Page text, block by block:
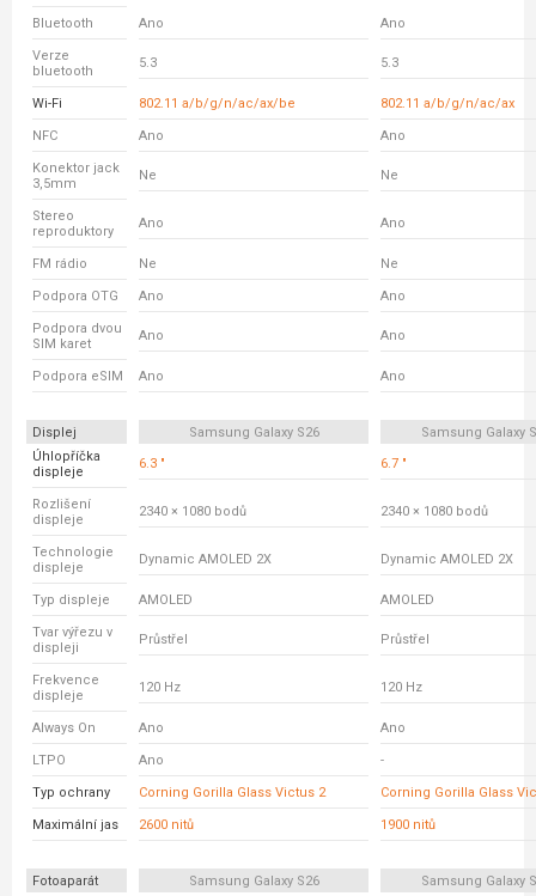
Bluetooth Ano Ano
Verze
bluetooth
5.3 5.3
Wi-Fi 802.11 a/b/g/n/ac/ax/be 802.11 a/b/g/n/ac/ax
NFC Ano Ano
Konektor jack
3,5mm
Ne Ne
Stereo
reproduktory
Ano Ano
FM rádio Ne Ne
Podpora OTG Ano Ano
Podpora dvou
SIM karet
Ano Ano
Podpora eSIM Ano Ano
Displej Samsung Galaxy S26
Samsung Galaxy
Úhlopříčka
displeje
6.3 " 6.7 "
Rozlišení
displeje
2340 × 1080 bodů 2340 × 1080 bodů
Technologie
displeje
Dynamic AMOLED 2X Dynamic AMOLED 2X
Typ displeje AMOLED AMOLED
Tvar výřezu v
displeji
Průstřel Průstřel
Frekvence
displeje
120 Hz 120 Hz
Always On Ano Ano
LTPO Ano -
Typ ochrany Corning Gorilla Glass Victus 2 Corning Gorilla Glass
Maximální jas 2600 nitů 1900 nitů
Fotoaparát Samsung Galaxy S26 Samsung Galaxy